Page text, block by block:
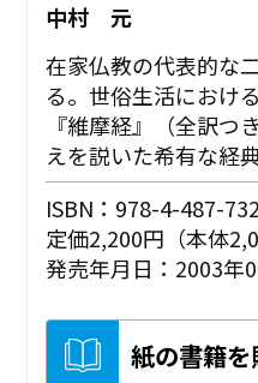
中村 元
在家仏教の代表的な
る。世俗生活におけ
『維摩経』（全訳つ
えを説いた希有な経
ISBN：978-4-487-
定価2,200円（本体
発売年月日：2003年
紙の書籍